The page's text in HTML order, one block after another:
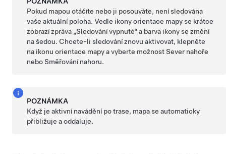
Pokud mapou otáčíte nebo ji posouváte, není sledována
vaše aktuální poloha. Vedle ikony orientace mapy se krátce
zobrazí zpráva „Sledování vypnuté“ a barva ikony se změní
na šedou. Chcete-li sledování znovu aktivovat, klepněte
na ikonu orientace mapy a vyberte možnost Sever nahoře
nebo Směřování nahoru.
POZNÁMKA
Když je aktivní navádění po trase, mapa se automaticky
přibližuje a oddaluje.